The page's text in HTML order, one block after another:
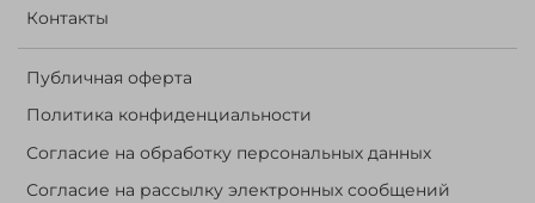
Контакты
Публичная оферта
Политика конфиденциальности
Согласие на обработку персональных данных
Согласие на рассылку электронных сообщений